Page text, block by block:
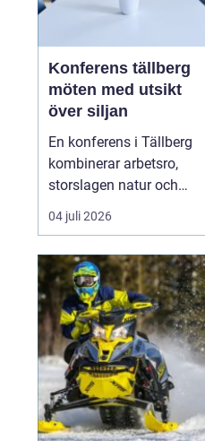
Konferens tällberg
möten med utsikt
över siljan
En konferens i Tällberg
kombinerar arbetsro,
storslagen natur och
genuin dalakultur. Här
möts grupper som vill ha
standardlokal med
projektor och block.
Läget vid Siljan, de
klassiska trähusen och
den stilla bymiljön
skapar en inramnin...
04 juli 2026